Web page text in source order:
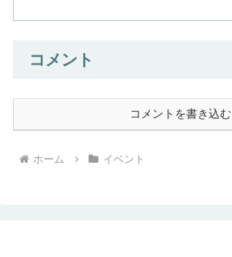
コメント
コメントを書き込む
ホーム イベント